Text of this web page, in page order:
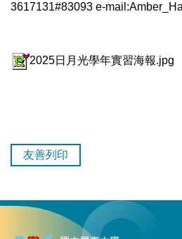
3617131#83093 e-
2025日月光學年實習海報.jpg
友善列印